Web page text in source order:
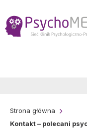
do
treści
Strona główna
Kontakt – polecani